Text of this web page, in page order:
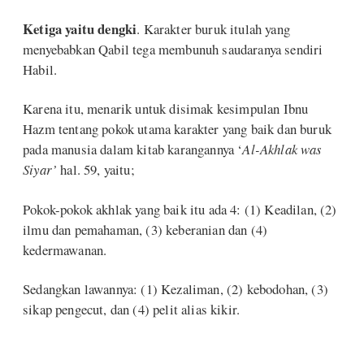
Ketiga yaitu dengki. Karakter buruk itulah yang
menyebabkan Qabil tega membunuh saudaranya sendiri
Habil.
Karena itu, menarik untuk disimak kesimpulan Ibnu
Hazm tentang pokok utama karakter yang baik dan buruk
pada manusia dalam kitab karangannya ‘Al-Akhlak was
Siyar’ hal. 59, yaitu;
Pokok-pokok akhlak yang baik itu ada 4: (1) Keadilan, (2)
ilmu dan pemahaman, (3) keberanian dan (4)
kedermawanan.
Sedangkan lawannya: (1) Kezaliman, (2) kebodohan, (3)
sikap pengecut, dan (4) pelit alias kikir.